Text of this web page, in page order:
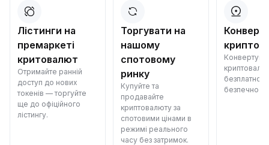
Лістинги на
премаркеті
критовалют
Отримайте ранній
доступ до нових
токенів — торгуйте
ще до офіційного
лістингу.
Торгувати на
нашому
спотовому
ринку
Купуйте та
продавайте
криптовалюту за
спотовими цінами в
режимі реального
часу без затримок.
безплатно
безпечно й